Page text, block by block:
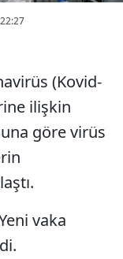
(Kovid-
ilişkin
göre virüs
vaka